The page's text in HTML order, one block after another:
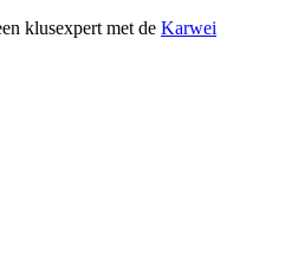
klusexpert met de Karwei